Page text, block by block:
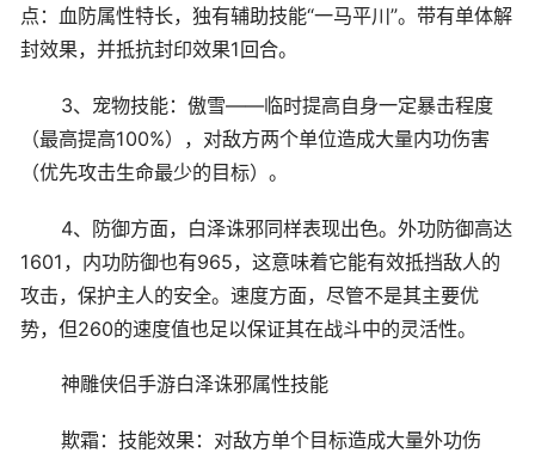
点：血防属性特长，独有辅助技能“一马平川”。带有单体解
封效果，并抵抗封印效果1回合。
3、宠物技能：傲雪——临时提高自身一定暴击程度
（最高提高100%），对敌方两个单位造成大量内功伤害
（优先攻击生命最少的目标）。
4、防御方面，白泽诛邪同样表现出色。外功防御高达
1601，内功防御也有965，这意味着它能有效抵挡敌人的
攻击，保护主人的安全。速度方面，尽管不是其主要优
势，但260的速度值也足以保证其在战斗中的灵活性。
神雕侠侣手游白泽诛邪属性技能
欺霜：技能效果：对敌方单个目标造成大量外功伤